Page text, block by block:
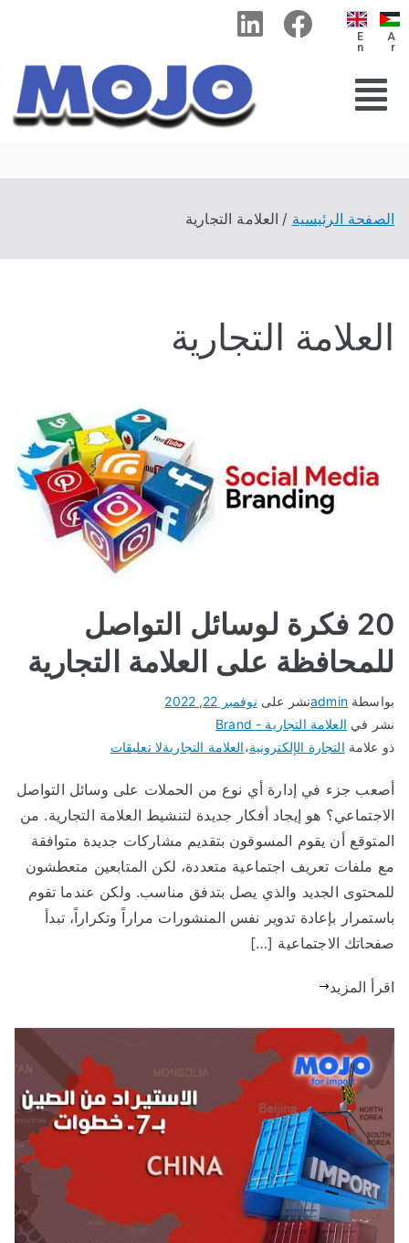
I
rt
و
ج
و
س
تي
را
د
الرئيسية العلامة التجارية
التجارية
20 فكرة لوسائل التواصل
على العلامة التجارية
adminنشر علىنوفمبر 22, 2022
فيالعلامة التجارية - Brand
علامةالتجارة الإلكترونية،العلامة التجاريةلا تعليقات
جزء في إدارة أي نوع من الحملات على وسائل التواصل
هو إيجاد أفكار جديدة لتنشيط العلامة التجارية. من
أن يقوم المسوقون بتقديم مشاركات جديدة متوافقة
ملفات تعريف اجتماعية متعددة، لكن المتابعين متعطشون
الجديد والذي يصل بتدفق مناسب. ولكن عندما تقوم
بإعادة تدوير نفس المنشورات مراراً وتكراراً، تبدأ
الاجتماعية […]
المزيد